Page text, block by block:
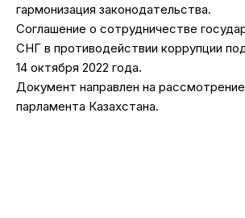
гармонизация законодательства.
Соглашение о сотрудничестве
СНГ в противодействии коррупции
14 октября 2022 года.
Документ направлен на
парламента Казахстана.